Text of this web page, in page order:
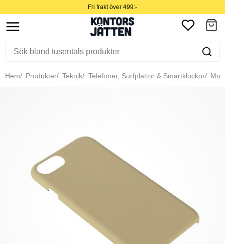
Fri frakt över 499:-
Hem Produkter Teknik Telefoner, Surfplattor & Smartklockor